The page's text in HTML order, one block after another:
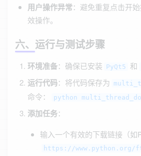
用户操作异常：避免重复点击开
效操作。
六、运行与测试步骤
环境准备：确保已安装 PyQt5 和
运行代码：将代码保存为
命令：
python
添加任务：
输入一个有效的下载链接（如
https://www.python.org/